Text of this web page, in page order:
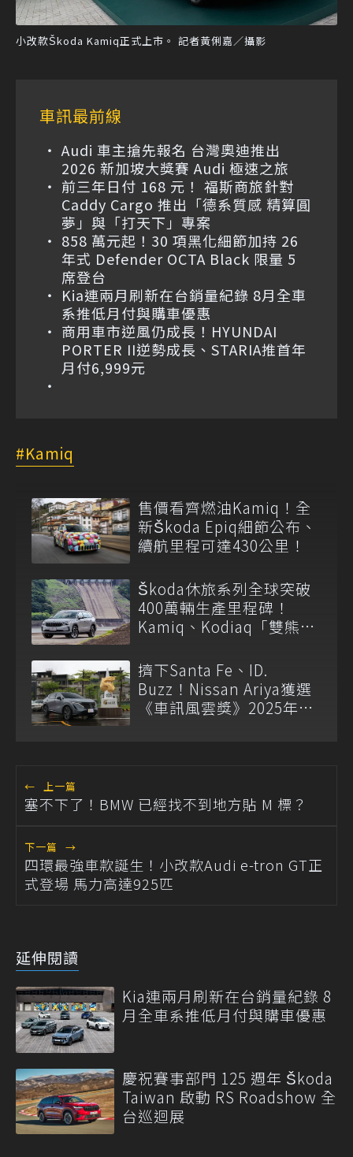
小改款Škoda Kamiq正式上市。 記者黃俐嘉／攝影
車訊最前線
Audi 車主搶先報名 台灣奧迪推出
2026 新加坡大獎賽 Audi 極速之旅
前三年日付 168 元！ 福斯商旅針對
Caddy Cargo 推出「德系質感 精算圓
夢」與「打天下」專案
858 萬元起！30 項黑化細節加持 26
年式 Defender OCTA Black 限量 5
席登台
Kia連兩月刷新在台銷量紀錄 8月全車
系推低月付與購車優惠
商用車市逆風仍成長！HYUNDAI
PORTER II逆勢成長、STARIA推首年
月付6,999元
Kamiq
售價看齊燃油Kamiq！全
新Škoda Epiq細節公布、
續航里程可達430公里！
Škoda休旅系列全球突破
400萬輛生產里程碑！
Kamiq、Kodiaq「雙熊」
擠下Santa Fe、ID.
Buzz！Nissan Ariya獲選
《車訊風雲獎》2025年度
← 上一篇
塞不下了！BMW 已經找不到地方貼 M 標？
下一篇 →
四環最強車款誕生！小改款Audi e-tron GT正
式登場 馬力高達925匹
延伸閱讀
Kia連兩月刷新在台銷量紀錄 8
月全車系推低月付與購車優惠
慶祝賽事部門 125 週年 Škoda
Taiwan 啟動 RS Roadshow 全
台巡迴展